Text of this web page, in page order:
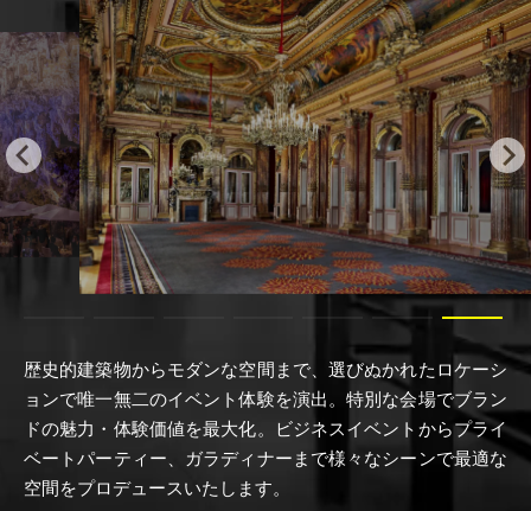
歴史的建築物からモダンな空間まで、選びぬかれたロケーシ
ョンで唯一無二のイベント体験を演出。特別な会場でブラン
ドの魅力・体験価値を最大化。ビジネスイベントからプライ
ベートパーティー、ガラディナーまで様々なシーンで最適な
空間をプロデュースいたします。